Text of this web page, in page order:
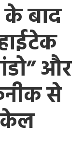
बाद
और
से